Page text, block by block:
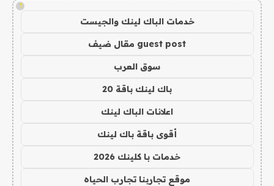
!
خدمات الباك لينك والجيست
guest post مقال ضيف
سوق العرب
باك لينك باقة 20
اعلانات الباك لينك
أقوى باقة باك لينك
خدمات با كلينك 2026
موقع تجاربنا تجارب الحياه